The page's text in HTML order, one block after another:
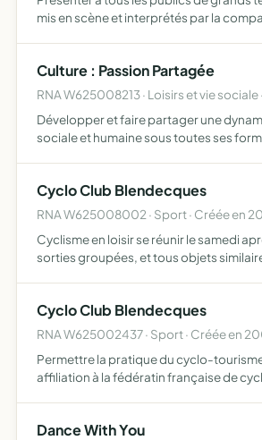
mis en scène et interprétés par la
Culture : Passion Partagée
RNA W625008213 · Loisirs et vie sociale
Développer et faire partager une
sociale et humaine sous toutes ses
de vulga…
Cyclo Club Blendecques
RNA W625008002 · Sport · Créée en
Cyclisme en loisir se réunir le samedi
sorties groupées, et tous objets
Cyclo Club Blendecques
RNA W625002437 · Sport · Créée en
Permettre la pratique du cyclo-
affiliation à la fédératin française de
Dance With You